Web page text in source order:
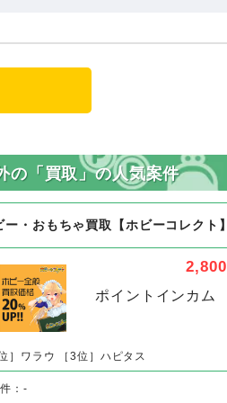
の「買取」の人気案件
ー・おもちゃ買取【ホビーコレクト】
ポイントインカム